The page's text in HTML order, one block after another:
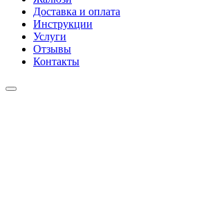
Доставка и оплата
Инструкции
Услуги
Отзывы
Контакты